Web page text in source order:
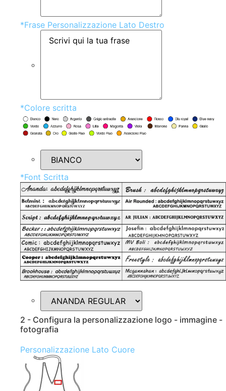
*Frase Personalizzazione Lato Destro
*Colore scritta
*Font Scritta
2 - Configura la personalizzazione logo - immagine -
fotografia
Personalizzazione Lato Cuore